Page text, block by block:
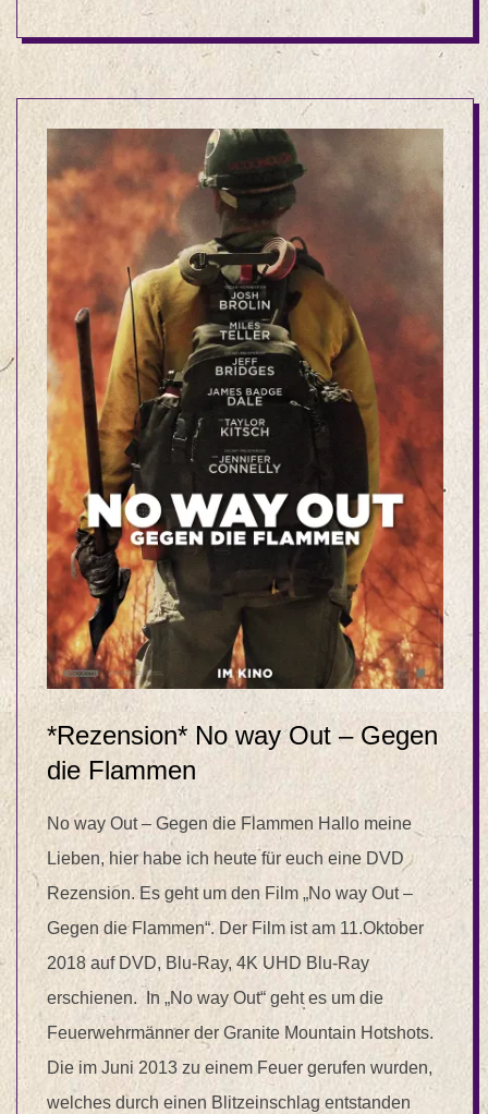
*Rezension* No way Out – Gegen
die Flammen
No way Out – Gegen die Flammen Hallo meine
Lieben, hier habe ich heute für euch eine DVD
Rezension. Es geht um den Film „No way Out –
Gegen die Flammen“. Der Film ist am 11.Oktober
2018 auf DVD, Blu-Ray, 4K UHD Blu-Ray
erschienen. In „No way Out“ geht es um die
Feuerwehrmänner der Granite Mountain Hotshots.
Die im Juni 2013 zu einem Feuer gerufen wurden,
welches durch einen Blitzeinschlag entstanden